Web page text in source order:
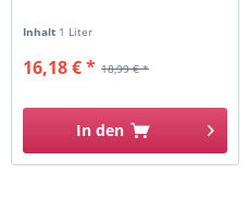
Inhalt 1 Liter
18,99 € *
16,18 € *
In den